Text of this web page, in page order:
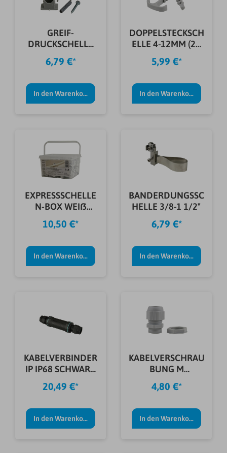
GREIF-
DRUCKSCHELLE
GRAU (6 STÜCK)
6,79 €*
In den Warenkorb
DOPPELSTECKSCH
ELLE 4-12MM (20
STÜCK)
5,99 €*
In den Warenkorb
EXPRESSSCHELLE
N-BOX WEIß
240TLG
10,50 €*
In den Warenkorb
BANDERDUNGSSC
HELLE 3/8-1 1/2"
6,79 €*
In den Warenkorb
KABELVERBINDER
IP IP68 SCHWARZ
5X4,0QMM
20,49 €*
In den Warenkorb
KABELVERSCHRAU
BUNG M
GEGENMUTT IP68
EN25
4,80 €*
In den Warenkorb